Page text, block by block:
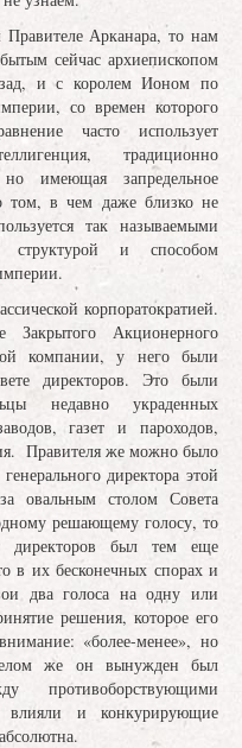
Арканара, то нам
сейчас архиепископом
и с королем Ионом по
со времен которого
часто использует
традиционно
но имеющая запредельное
том, в чем даже близко не
так называемыми
структурой и способом
корпоратократией.
Акционерного
компании, у него были
директоров. Это были
недавно украденных
газет и пароходов,
Правителя же можно было
директора этой
овальным столом Совета
решающему голосу, то
был тем еще
в их бесконечных спорах и
два голоса на одну или
решения, которое его
«более-менее», но
же он вынужден был
противоборствующими
влияли и конкурирующие